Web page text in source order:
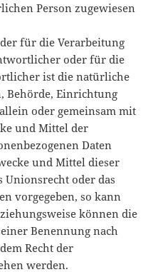
Person zugewiesen
für die Verarbeitung
oder für die
ist die natürliche
Behörde, Einrichtung
oder gemeinsam mit
und Mittel der
Daten
und Mittel dieser
Unionsrecht oder das
vorgegeben, so kann
können die
Benennung nach
Recht der
werden.